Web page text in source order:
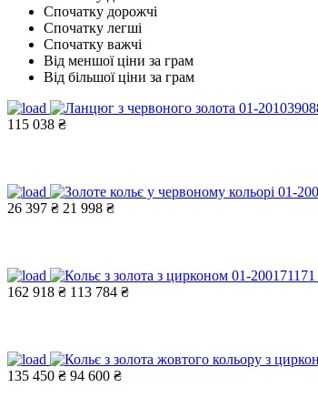
Спочатку дорожчі
Спочатку легші
Спочатку важчі
Від меншої ціни за грам
Від більшої ціни за грам
115 038 ₴
26 397 ₴ 21 998 ₴
162 918 ₴ 113 784 ₴
135 450 ₴ 94 600 ₴